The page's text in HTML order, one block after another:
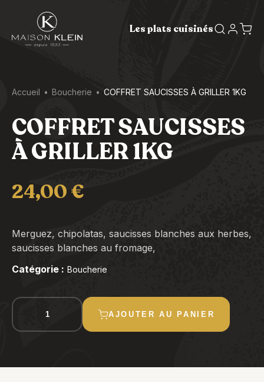
Les plats cuisinés
Accueil Boucherie COFFRET SAUCISSES À GRILLER 1KG
COFFRET SAUCISSES
À GRILLER 1KG
24,00€
Merguez, chipolatas, saucisses blanches aux herbes,
saucisses blanches au fromage,
Catégorie : Boucherie
quantité
COFFRET
AJOUTER AU PANIER